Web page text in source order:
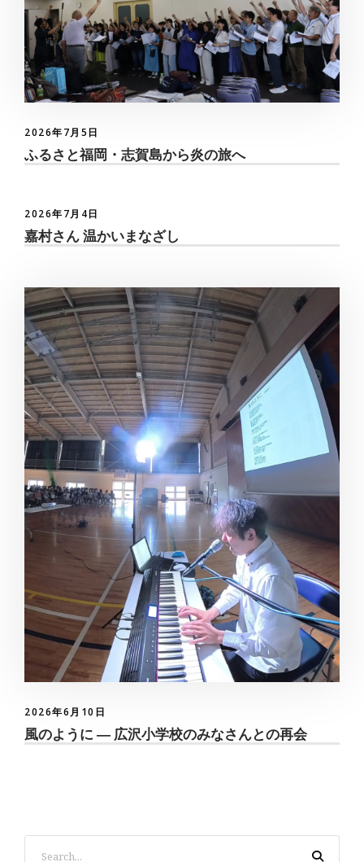
2026年7月5日
ふるさと福岡・志賀島から炎の旅へ
2026年7月4日
嘉村さん 温かいまなざし
2026年6月10日
風のように ― 広沢小学校のみなさんとの再会